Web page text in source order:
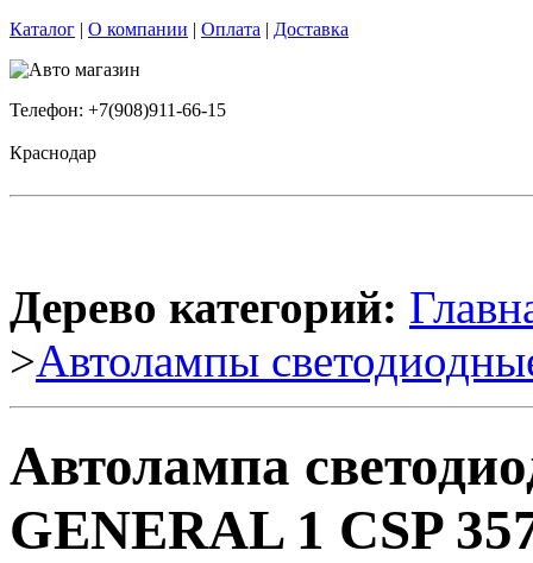
Каталог | О компании | Оплата | Доставка
Телефон: +7(908)911-66-15
Краснодар
Дерево категорий:
>Автолампы
Автолампа
GENERAL 1 CSP